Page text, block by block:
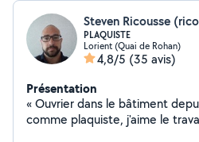
Steven Ricousse
PLAQUISTE
Lorient (Quai de Rohan)
4,8/5 (35 avis)
Présentation
« Ouvrier dans le bâtiment
comme plaquiste, j'aime le